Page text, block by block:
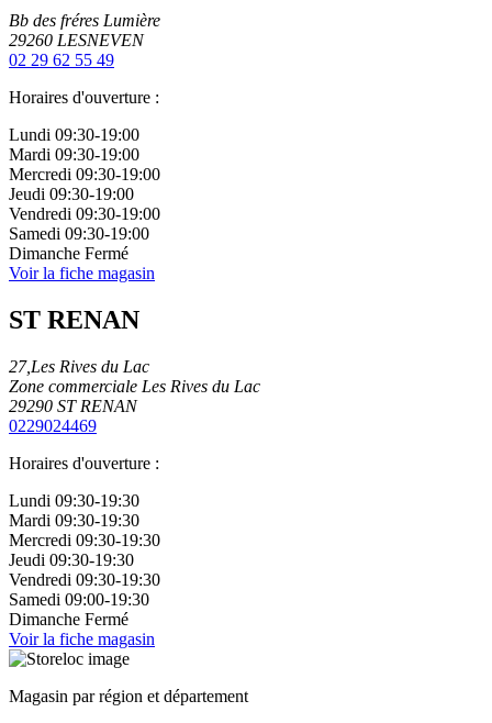
Bb des fréres Lumière
29260 LESNEVEN
02 29 62 55 49
Horaires d'ouverture :
Lundi 09:30-19:00
Mardi 09:30-19:00
Mercredi 09:30-19:00
Jeudi 09:30-19:00
Vendredi 09:30-19:00
Samedi 09:30-19:00
Dimanche Fermé
Voir la fiche magasin
ST RENAN
27,Les Rives du Lac
Zone commerciale Les Rives du Lac
29290 ST RENAN
0229024469
Horaires d'ouverture :
Lundi 09:30-19:30
Mardi 09:30-19:30
Mercredi 09:30-19:30
Jeudi 09:30-19:30
Vendredi 09:30-19:30
Samedi 09:00-19:30
Dimanche Fermé
Voir la fiche magasin
Magasin par région et département